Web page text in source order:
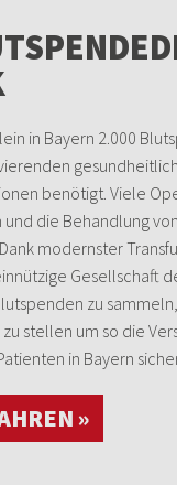
in Bayern 2.000
benötigt. Viele
die Behandlung
modernster
Gesellschaft
zu
stellen um so die
in Bayern
»